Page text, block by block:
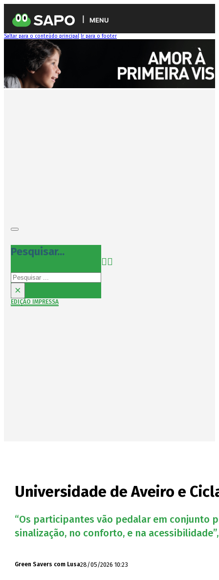
MENU
Saltar para o conteúdo principal Ir para o footer
Pesquisar...
Pesquisar
×
EDIÇÃO IMPRESSA
Universidade de Aveiro e
“Os participantes vão pedalar em conjunto
sinalização, no conforto, e na
Green Savers com Lusa28/05/2026 10:23